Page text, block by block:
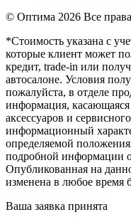
© Оптима 2026 Все
*Стоимость указана с
которые клиент может
кредит, trade-in или
автосалоне. Условия
пожалуйста, в отделе
информация,
аксессуаров и
информационный
определяемой
подробной информации
Опубликованная на
изменена в любое время
Ваша заявка принята